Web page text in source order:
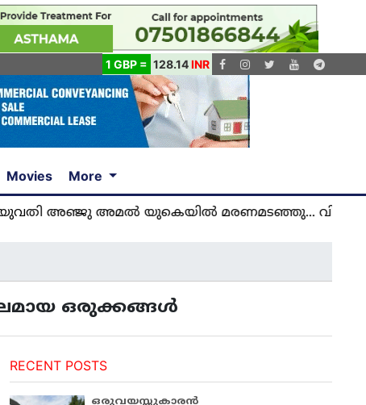
1 GBP = 128.14INR
Movies More
യുകെയിൽ മരണമടഞ്ഞു...
ഒരുക്കങ്ങൾ
RECENT POSTS
ഒരുവയസ്സുകാരൻ